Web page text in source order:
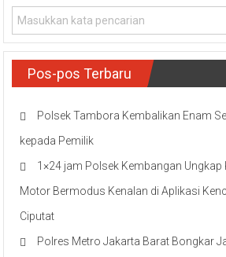
Pos-pos Terbaru
Polsek Tambora Kembalikan Enam
kepada Pemilik
1×24 jam Polsek Kembangan Ungkap
Motor Bermodus Kenalan di Aplikasi
Ciputat
Polres Metro Jakarta Barat Bongkar